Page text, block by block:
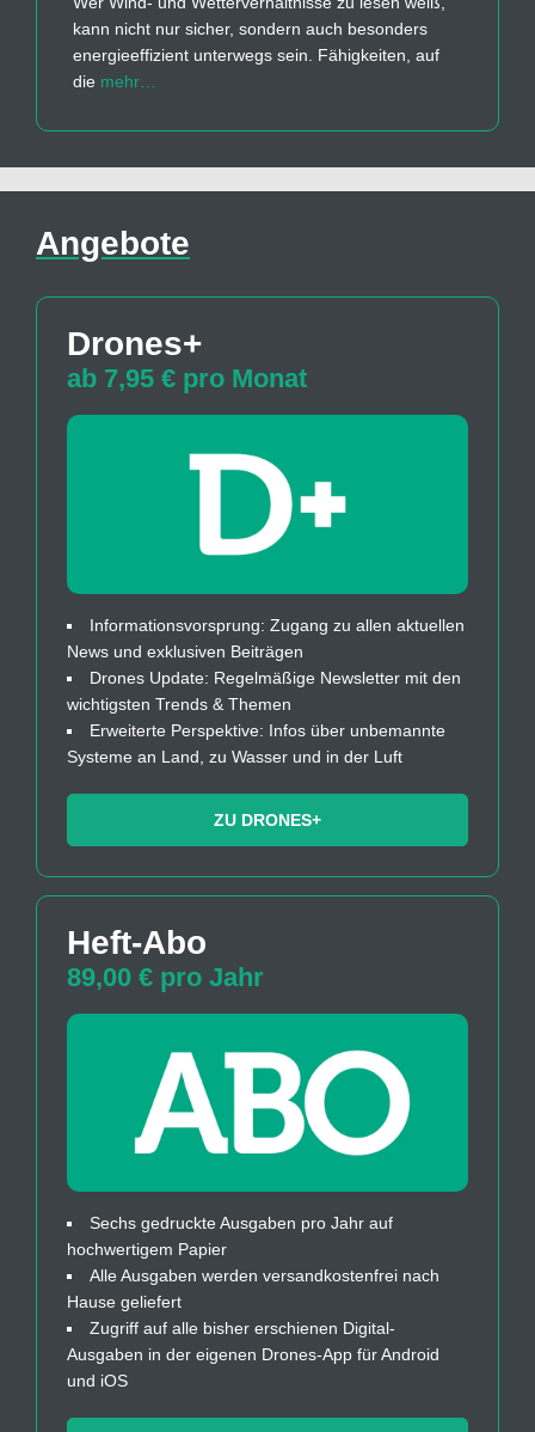
kann nicht nur sicher, sondern auch besonders
energieeffizient unterwegs sein. Fähigkeiten, auf
die mehr…
Angebote
Drones+
ab 7,95 € pro Monat
Informationsvorsprung: Zugang zu allen aktuellen
News und exklusiven Beiträgen
Drones Update: Regelmäßige Newsletter mit den
wichtigsten Trends & Themen
Erweiterte Perspektive: Infos über unbemannte
Systeme an Land, zu Wasser und in der Luft
ZU DRONES+
Heft-Abo
89,00 € pro Jahr
Sechs gedruckte Ausgaben pro Jahr auf
hochwertigem Papier
Alle Ausgaben werden versandkostenfrei nach
Hause geliefert
Zugriff auf alle bisher erschienen Digital-
Ausgaben in der eigenen Drones-App für Android
und iOS